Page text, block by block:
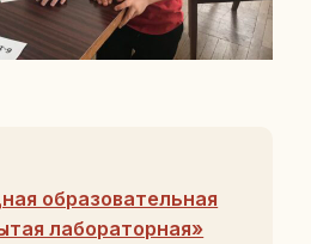
образовательная
лабораторная»